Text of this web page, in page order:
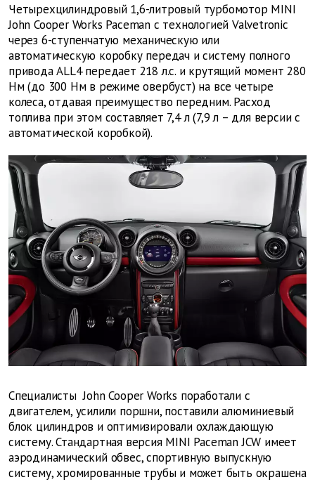
Четырехцилиндровый 1,6-литровый турбомотор MINI
John Cooper Works Paceman с технологией Valvetronic
через 6-ступенчатую механическую или
автоматическую коробку передач и систему полного
привода ALL4 передает 218 л.с. и крутящий момент 280
Нм (до 300 Нм в режиме овербуст) на все четыре
колеса, отдавая преимущество передним. Расход
топлива при этом составляет 7,4 л (7,9 л – для версии с
автоматической коробкой).
Специалисты John Cooper Works поработали с
двигателем, усилили поршни, поставили алюминиевый
блок цилиндров и оптимизировали охлаждающую
систему. Стандартная версия MINI Paceman JCW имеет
аэродинамический обвес, спортивную выпускную
систему, хромированные трубы и может быть окрашена